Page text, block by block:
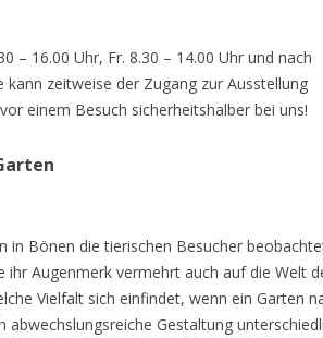
– 16.00 Uhr, Fr. 8.30 – 14.00 Uhr und nach
zeitweise der Zugang zur Ausstellung
einem Besuch sicherheitshalber bei uns!
in Bönen die tierischen Besucher
Augenmerk vermehrt auch auf die Welt
Vielfalt sich einfindet, wenn ein Garten
Gestaltung